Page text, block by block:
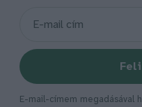
E-mail-címem megadásával